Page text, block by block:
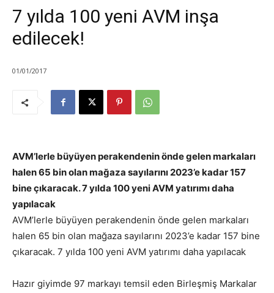
7 yılda 100 yeni AVM inşa
edilecek!
01/01/2017
AVM’lerle büyüyen perakendenin önde gelen markaları
halen 65 bin olan mağaza sayılarını 2023’e kadar 157
bine çıkaracak. 7 yılda 100 yeni AVM yatırımı daha
yapılacak
AVM’lerle büyüyen perakendenin önde gelen markaları
halen 65 bin olan mağaza sayılarını 2023’e kadar 157 bine
çıkaracak. 7 yılda 100 yeni AVM yatırımı daha yapılacak
Hazır giyimde 97 markayı temsil eden Birleşmiş Markalar